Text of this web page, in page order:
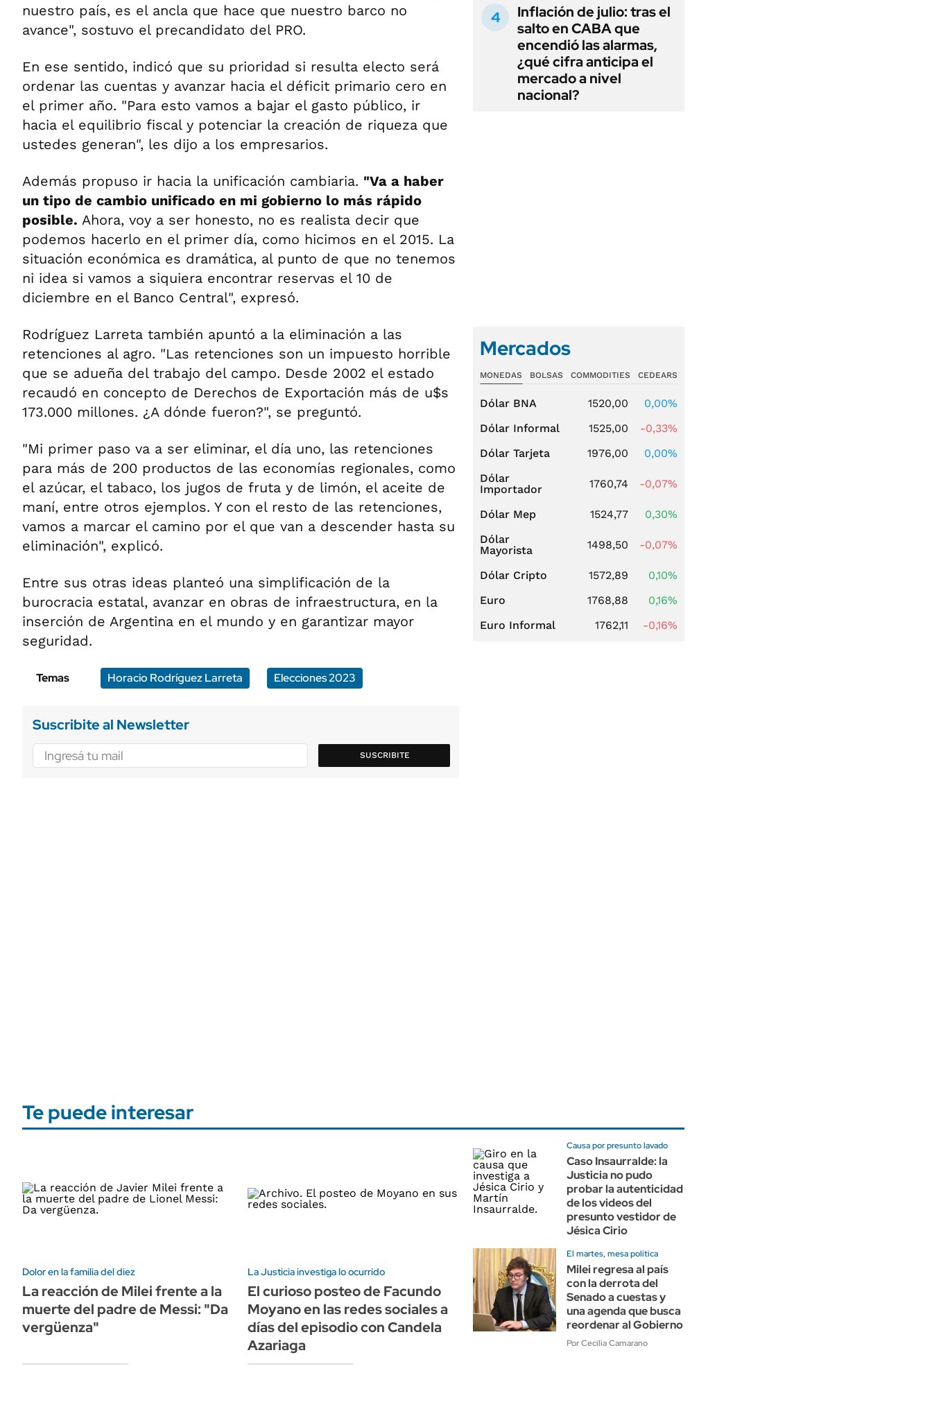
nuestro país, es el ancla que hace que nuestro barco no
avance", sostuvo el precandidato del PRO.
En ese sentido, indicó que su prioridad si resulta electo será
ordenar las cuentas y avanzar hacia el déficit primario cero en
el primer año. "Para esto vamos a bajar el gasto público, ir
hacia el equilibrio fiscal y potenciar la creación de riqueza que
ustedes generan", les dijo a los empresarios.
Además propuso ir hacia la unificación cambiaria. "Va a haber
un tipo de cambio unificado en mi gobierno lo más rápido
posible. Ahora, voy a ser honesto, no es realista decir que
podemos hacerlo en el primer día, como hicimos en el 2015. La
situación económica es dramática, al punto de que no tenemos
ni idea si vamos a siquiera encontrar reservas el 10 de
diciembre en el Banco Central", expresó.
Rodríguez Larreta también apuntó a la eliminación a las
retenciones al agro. "Las retenciones son un impuesto horrible
que se adueña del trabajo del campo. Desde 2002 el estado
recaudó en concepto de Derechos de Exportación más de u$s
173.000 millones. ¿A dónde fueron?", se preguntó.
"Mi primer paso va a ser eliminar, el día uno, las retenciones
para más de 200 productos de las economías regionales, como
el azúcar, el tabaco, los jugos de fruta y de limón, el aceite de
maní, entre otros ejemplos. Y con el resto de las retenciones,
vamos a marcar el camino por el que van a descender hasta su
eliminación", explicó.
Entre sus otras ideas planteó una simplificación de la
burocracia estatal, avanzar en obras de infraestructura, en la
inserción de Argentina en el mundo y en garantizar mayor
seguridad.
Temas Horacio Rodríguez Larreta Elecciones 2023
Suscribite al Newsletter
SUSCRIBITE
Inflación de julio: tras el
salto en CABA que
encendió las alarmas,
¿qué cifra anticipa el
mercado a nivel
nacional?
Mercados
MONEDAS BOLSAS COMMODITIES CEDEARS
Dólar BNA 1520,00
0,00%
Dólar Informal
1525,00
-0,33%
Dólar Tarjeta
1976,00
0,00%
Dólar
Importador
1760,74 -0,07%
Dólar Mep 1524,77
0,30%
Dólar
Mayorista
1498,50 -0,07%
Dólar Cripto 1572,89
0,10%
Euro
1768,88
0,16%
Euro Informal
1762,11 -0,16%
Te puede interesar
Dolor en la familia del diez
La reacción de Milei frente a la
muerte del padre de Messi: "Da
vergüenza"
La Justicia investiga lo ocurrido
El curioso posteo de Facundo
Moyano en las redes sociales a
días del episodio con Candela
Azariaga
Causa por presunto lavado
Caso Insaurralde: la
Justicia no pudo
probar la autenticidad
de los videos del
presunto vestidor de
Jésica Cirio
El martes, mesa política
Milei regresa al país
con la derrota del
Senado a cuestas y
una agenda que busca
reordenar al Gobierno
Por Cecilia Camarano